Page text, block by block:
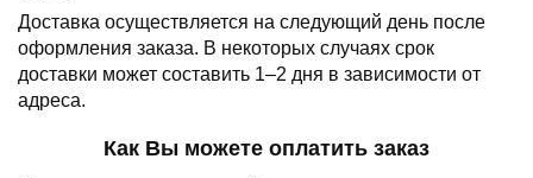
Доставка осуществляется на следующий день после
оформления заказа. В некоторых случаях срок
доставки может составить 1–2 дня в зависимости от
адреса.
Как Вы можете оплатить заказ